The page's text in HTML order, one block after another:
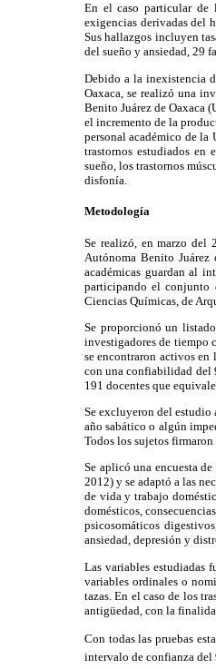
En el caso particular de
exigencias derivadas del
Sus hallazgos incluyen
del sueño y ansiedad, 29
Debido a la inexistencia
Oaxaca, se realizó una
Benito Juárez de Oaxaca
el incremento de la
personal académico de la
trastornos estudiados en
sueño, los trastornos
disfonía.
Metodología
Se realizó, en marzo del
Autónoma Benito Juárez
académicas guardan al
participando el conjunto
Ciencias Químicas, de
Se proporcionó un
investigadores de tiempo
se encontraron activos en
con una confiabilidad del
191 docentes que
Se excluyeron del estudio
año sabático o algún
Todos los sujetos
Se aplicó una encuesta
2012) y se adaptó a las
de vida y trabajo
domésticos,
psicosomáticos
ansiedad, depresión y
Las variables estudiadas
variables ordinales o
tazas. En el caso de los
antigüedad, con la
Con todas las pruebas
intervalo de confianza del